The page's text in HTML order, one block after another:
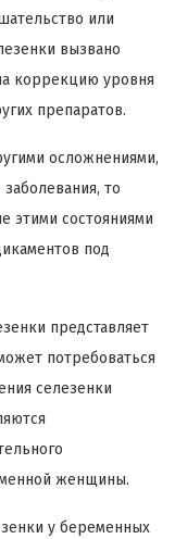
или
вызвано
коррекцию уровня
препаратов.
осложнениями,
то
этими состояниями
под
представляет
потребоваться
селезенки
женщины.
у беременных